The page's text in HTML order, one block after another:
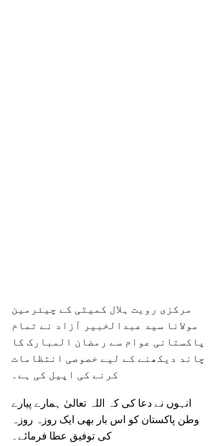
مرکزی رویت ہلال کمیٹی کے چیئرمین
مولانا سید عبدالخبیر آزاد نے تمام
پاکستانی عوام سے رمضان المبارک کا
چاند دیکھنے کے لیے خصوصی انتظامات
کرنے کی اپیل کی ہے۔
انہوں نے دعا کی کہ اللہ تعالیٰ ہمارے پیارے
وطن پاکستان کو اس بار بھی ایک روزہ روزہ
کی توفیق عطا فرمائے۔